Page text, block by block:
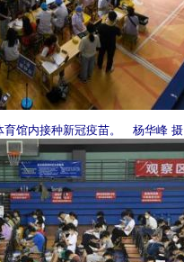
育馆内接种新冠疫苗。 杨华峰 摄